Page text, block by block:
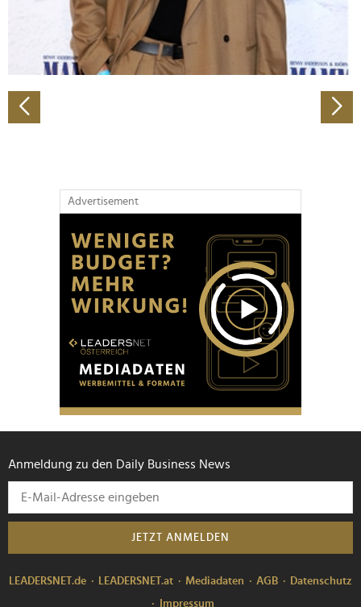
Verwendung unserer Website an unsere Partner für
soziale Medien, Werbung und Analysen weiter. Unsere
Partner führen diese Informationen möglicherweise mit
weiteren Daten zusammen, die Sie ihnen bereitgestellt
gesammelt haben.
Advertisement
Anmeldung zu den Daily Business News
JETZT ANMELDEN
LEADERSNET.de LEADERSNET.at Mediadaten AGB
Datenschutz
Impressum